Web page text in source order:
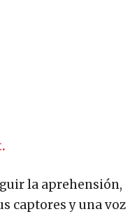
la aprehensión,
captores y una voz